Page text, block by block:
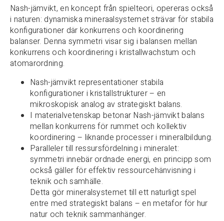
Nash-jämvikt, en koncept från spielteori, opereras också
i naturen: dynamiska mineraalsystemet strävar för stabila
konfigurationer där konkurrens och koordinering
balanser. Denna symmetri visar sig i balansen mellan
konkurrens och koordinering i kristallwachstum och
atomarordning.
Nash-jämvikt representationer stabila
konfigurationer i kristallstrukturer – en
mikroskopisk analog av strategiskt balans.
I materialvetenskap betonar Nash-jämvikt balans
mellan konkurrens för rummet och kollektiv
koordinering – liknande processer i mineralbildung.
Paralleler till ressursfördelning i mineralet:
symmetri innebär ordnade energi, en principp som
också gäller för effektiv ressourcehänvisning i
teknik och samhälle.
Detta gör mineralsystemet till ett naturligt spel
entre med strategiskt balans – en metafor för hur
natur och teknik sammanhänger.